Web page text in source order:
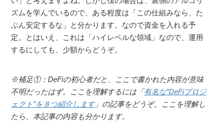
ズムを学んでいるので、ある程度は「この仕組みなら、た
ぶん安定するな」と分かります。なので資金を入れる予
定。とはいえ、これは「ハイレベルな領域」なので、運用
するにしても、少額からどうぞ。
※補足①：DeFiの初心者だと、ここで書かれた内容が意味
不明だったはず。ここを理解するには「有名な”DeFiプロジ
ェクト”を８つ紹介します」の記事をどうぞ。ここを理解し
たら、本記事の内容も分かります。